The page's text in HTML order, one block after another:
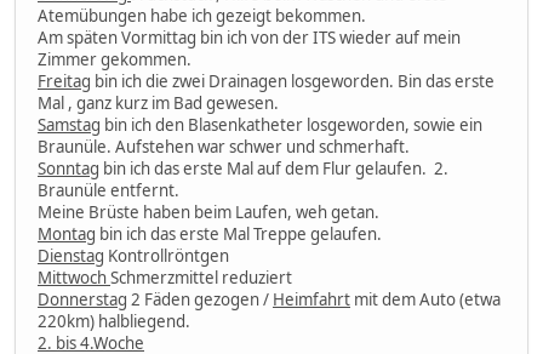
Atemübungen habe ich gezeigt bekommen.
Am späten Vormittag bin ich von der ITS wieder auf mein
Zimmer gekommen.
Freitag bin ich die zwei Drainagen losgeworden. Bin das erste
Mal , ganz kurz im Bad gewesen.
Samstag bin ich den Blasenkatheter losgeworden, sowie ein
Braunüle. Aufstehen war schwer und schmerhaft.
Sonntag bin ich das erste Mal auf dem Flur gelaufen. 2.
Braunüle entfernt.
Meine Brüste haben beim Laufen, weh getan.
Montag bin ich das erste Mal Treppe gelaufen.
Dienstag Kontrollröntgen
MittwochSchmerzmittel reduziert
Donnerstag 2 Fäden gezogen / Heimfahrt mit dem Auto (etwa
220km) halbliegend.
2. bis 4.Woche